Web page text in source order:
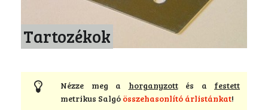
Tartozékok
Nézze meg a horganyzottés a festett
metrikus Salgó összehasonlító árlistánkat!